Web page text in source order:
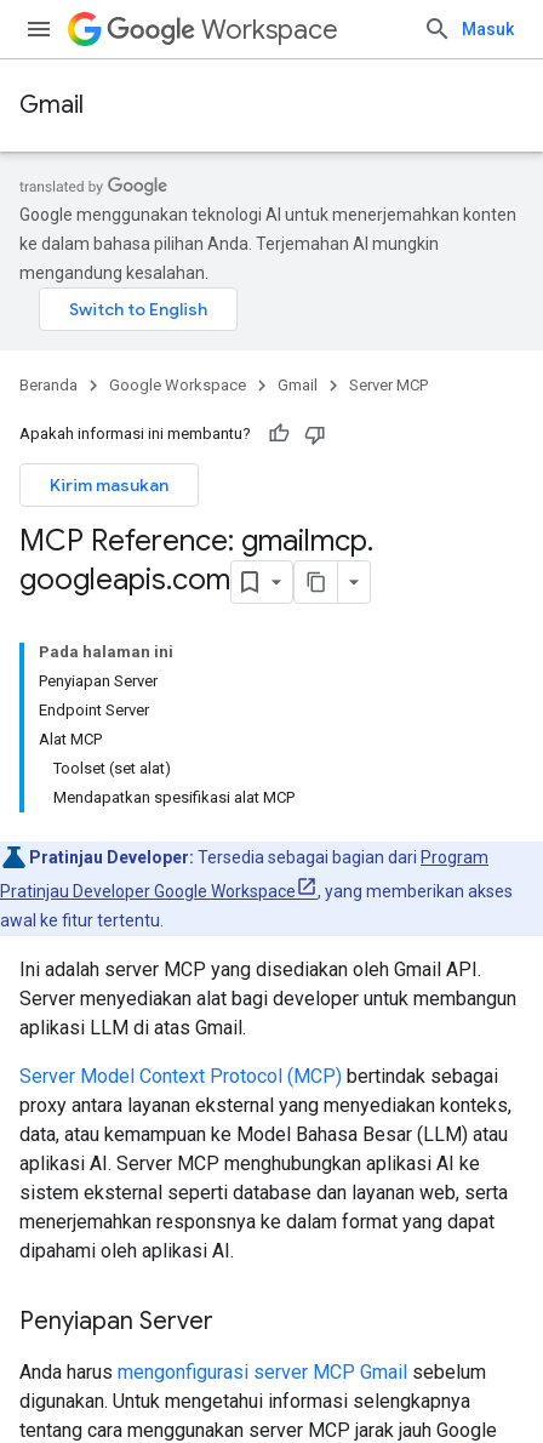
Workspace Masuk
Gmail
Google menggunakan teknologi AI untuk menerjemahkan konten
ke dalam bahasa pilihan Anda. Terjemahan AI mungkin
mengandung kesalahan.
Beranda Google Workspace Gmail Server MCP
Apakah informasi ini membantu?
Kirim masukan
MCP Reference: gmailmcp.
googleapis.com
Pada halaman ini
Penyiapan Server
Endpoint Server
Alat MCP
Toolset (set alat)
Mendapatkan spesifikasi alat MCP
Pratinjau Developer: Tersedia sebagai bagian dari Program
Pratinjau Developer Google Workspace
, yang memberikan akses
awal ke fitur tertentu.
Ini adalah server MCP yang disediakan oleh Gmail API.
Server menyediakan alat bagi developer untuk membangun
aplikasi LLM di atas Gmail.
Server Model Context Protocol (MCP) bertindak sebagai
proxy antara layanan eksternal yang menyediakan konteks,
data, atau kemampuan ke Model Bahasa Besar (LLM) atau
aplikasi AI. Server MCP menghubungkan aplikasi AI ke
sistem eksternal seperti database dan layanan web, serta
menerjemahkan responsnya ke dalam format yang dapat
dipahami oleh aplikasi AI.
Penyiapan Server
Anda harus mengonfigurasi server MCP Gmail sebelum
digunakan. Untuk mengetahui informasi selengkapnya
tentang cara menggunakan server MCP jarak jauh Google